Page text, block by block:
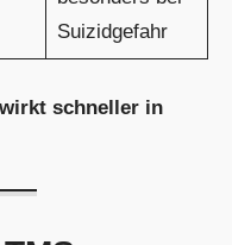
Suizidgefahr
schneller in